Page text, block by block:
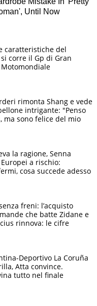
caratteristiche del
corre il Gp di Gran
rimonta Shang e vede
intrigante: "Penso
ma sono felice del mio
la ragione, Senna
a rischio:
cosa succede adesso
freni: l’acquisto
che batte Zidane e
rinnova: le cifre
Deportivo La Coruña
Atta convince.
tutto nel finale